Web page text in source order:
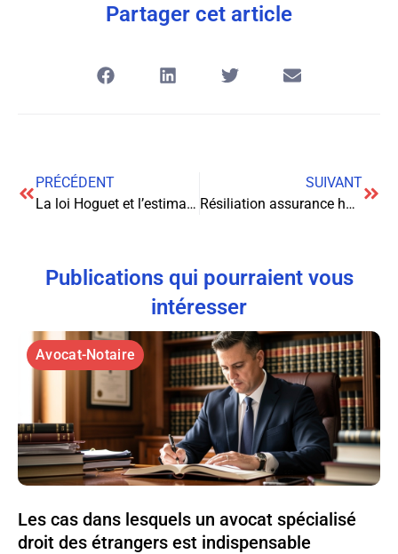
Partager cet article
PRÉCÉDENT
La loi Hoguet et l’estimation immobilière : un encadrement strict pour protéger les consommateurs
SUIVANT
Résiliation assurance habitation : tout ce que vous devez savoir
Publications qui pourraient vous
intéresser
Avocat-Notaire
Les cas dans lesquels un avocat spécialisé
droit des étrangers est indispensable